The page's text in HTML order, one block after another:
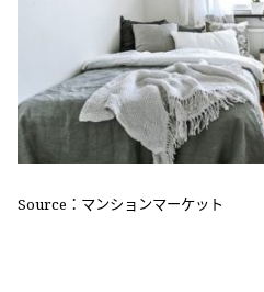
Source：マンションマーケット